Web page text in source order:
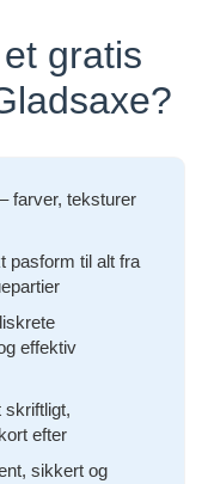
gratis
farver, teksturer
pasform til alt fra
effektiv
skriftligt,
efter
sikkert og